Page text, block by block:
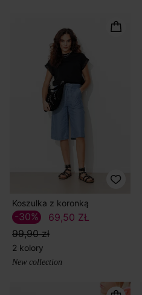
Koszulka z koronką
69,50 ZŁ
99,90 zł
-30%
2 kolory
New collection